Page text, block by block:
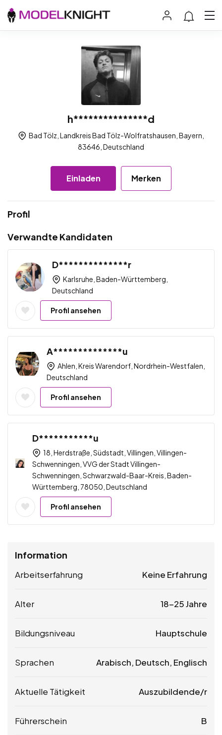
h***************d
Bad Tölz, Landkreis Bad Tölz-Wolfratshausen, Bayern,
83646, Deutschland
Einladen Merken
Profil
Verwandte Kandidaten
D**************r
Karlsruhe, Baden-Württemberg,
Deutschland
Profil ansehen
A**************u
Ahlen, Kreis Warendorf, Nordrhein-Westfalen,
Deutschland
Profil ansehen
D***********u
18, Herdstraße, Südstadt, Villingen, Villingen-
Schwenningen, VVG der Stadt Villingen-
Schwenningen, Schwarzwald-Baar-Kreis, Baden-
Württemberg, 78050, Deutschland
Profil ansehen
Information
Arbeitserfahrung Keine Erfahrung
Alter 18-25 Jahre
Bildungsniveau Hauptschule
Sprachen Arabisch, Deutsch, Englisch
Aktuelle Tätigkeit Auszubildende/r
Führerschein B